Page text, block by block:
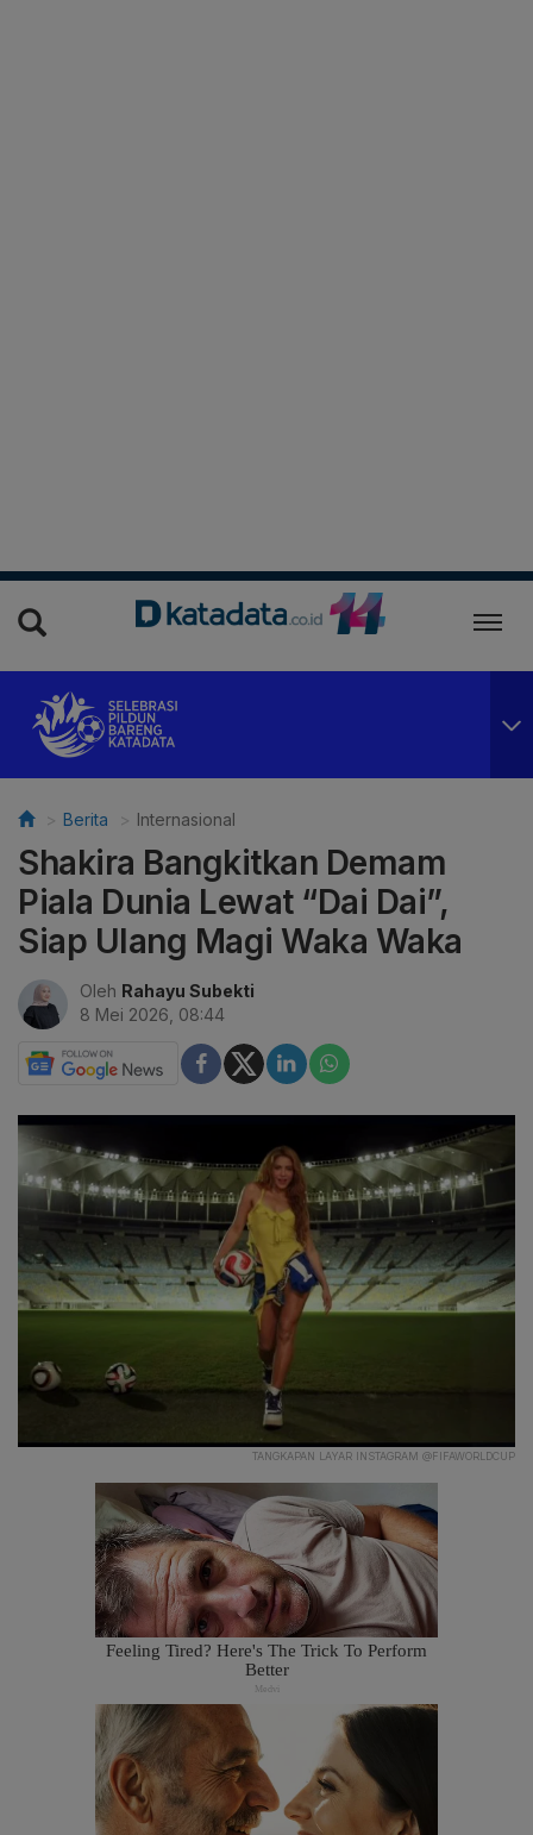
Berita Internasional
Shakira Bangkitkan Demam
Piala Dunia Lewat “Dai Dai”,
Siap Ulang Magi Waka Waka
Oleh Rahayu Subekti
8 Mei 2026, 08:44
TANGKAPAN LAYAR INSTAGRAM @FIFAWORLDCUP